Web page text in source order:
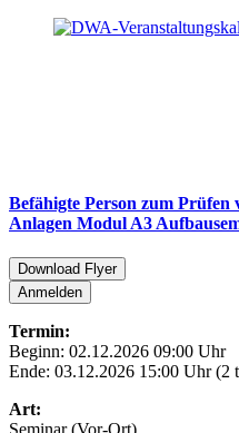
Befähigte Person zum Prüfen
Anlagen Modul A3
Download Flyer
Anmelden
Termin:
Beginn: 02.12.2026 09:00 Uhr
Ende: 03.12.2026 15:00 Uhr (2
Art: